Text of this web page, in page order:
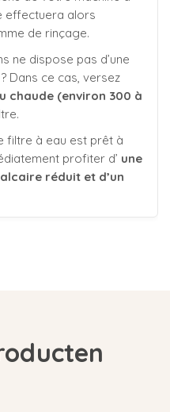
effectuera alors
de rinçage.
ne dispose pas d’une
Dans ce cas, versez
chaude (environ 300 à
filtre à eau est prêt à
profiter d’ une
réduit et d’un